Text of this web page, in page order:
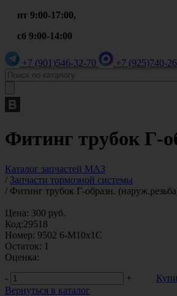
пт 9:00-17:00,
сб 9:00-14:00
+7 (901)546-32-70 +7 (925)740-
Фитинг трубок Г-
Каталог запчастей МАЗ
/ Запчасти тормозной системы
/ Фитинг трубок Г-образн.
Цена: 300 руб.
Код:29518
Номер: 9502 6-M10x1C
Остаток: 1
Оценка:
-
+
Вернуться в каталог